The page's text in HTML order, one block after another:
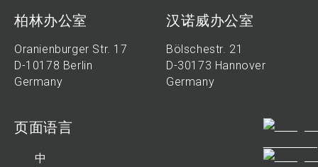
柏林办公室
Oranienburger Str. 17
D-10178 Berlin
Germany
汉诺威办公室
Bölschestr. 21
D-30173 Hannover
Germany
页面语言
中